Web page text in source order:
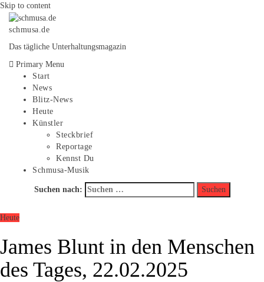
Skip to content
schmusa.de
Das tägliche Unterhaltungsmagazin
Primary Menu
Start
News
Blitz-News
Heute
Künstler
Steckbrief
Reportage
Kennst Du
Schmusa-Musik
Suchen nach:
Heute
James Blunt in den Menschen
des Tages, 22.02.2025